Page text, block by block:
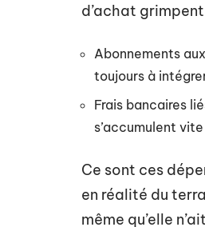
d’achat
Abonnements
toujours à
Frais bancaires
s’accumulent vite
Ce sont ces
en réalité du
même qu’elle